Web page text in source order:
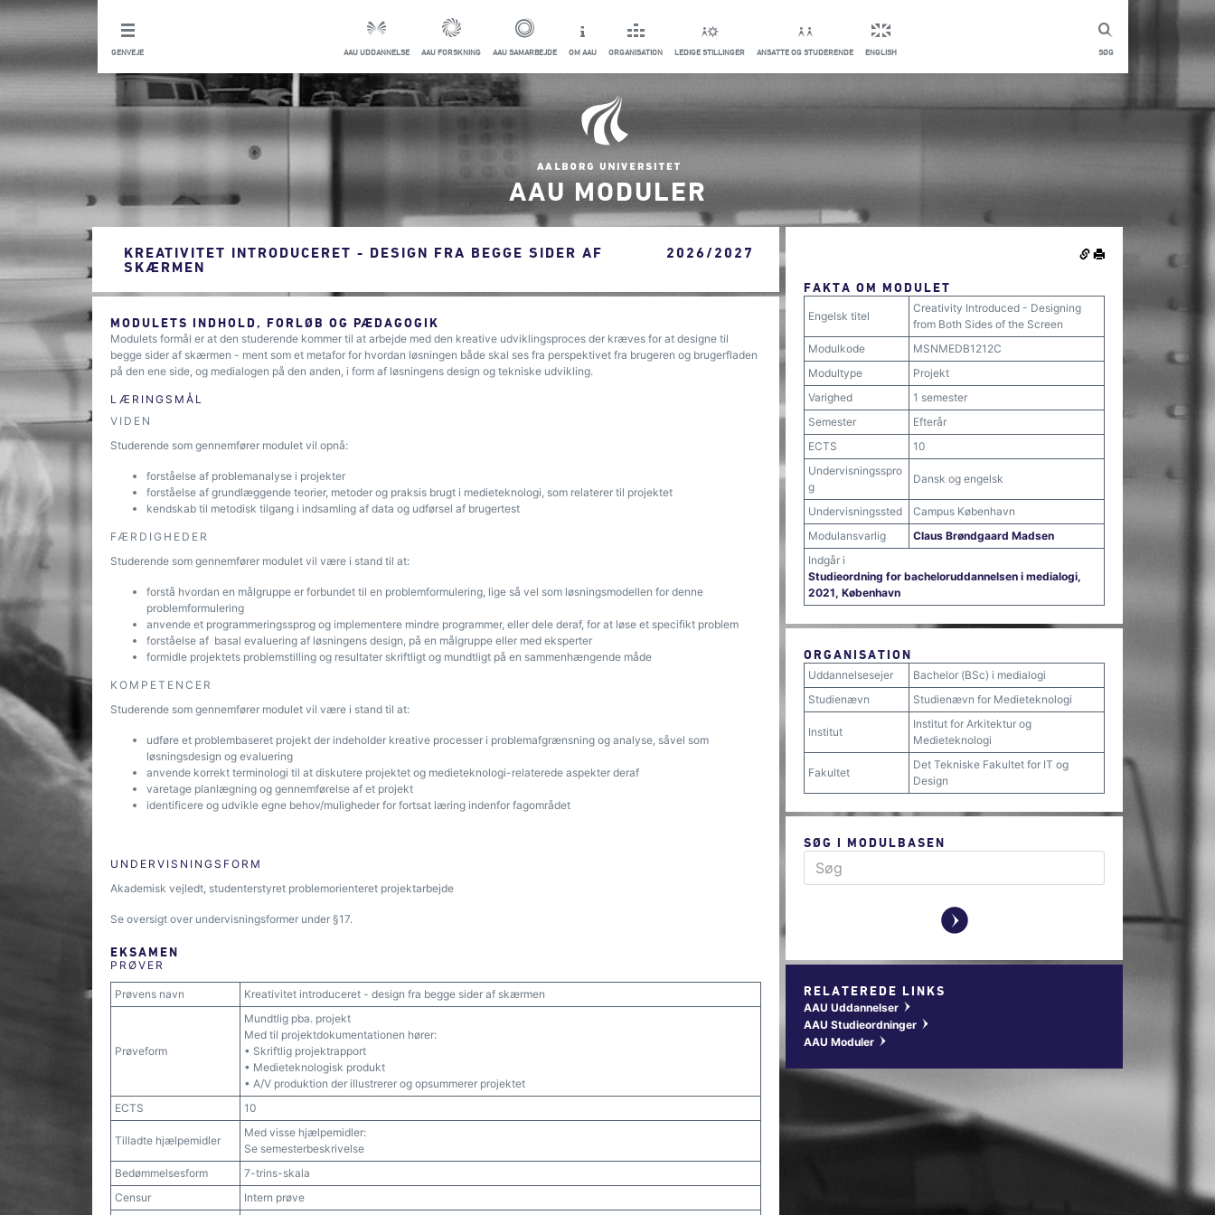
SØG
GENVEJE AAU UDDANNELSE AAU FORSKNING AAU SAMARBEJDE OM AAU ORGANISATION LEDIGE STILLINGER ANSATTE OG STUDERENDE ENGLISH
AAU MODULER
KREATIVITET INTRODUCERET - DESIGN FRA BEGGE SIDER AF
SKÆRMEN
2026/2027
MODULETS INDHOLD, FORLØB OG PÆDAGOGIK
Modulets formål er at den studerende kommer til at arbejde med den kreative udviklingsproces der kræves for at designe til
begge sider af skærmen - ment som et metafor for hvordan løsningen både skal ses fra perspektivet fra brugeren og brugerfladen
på den ene side, og medialogen på den anden, i form af løsningens design og tekniske udvikling.
LÆRINGSMÅL
VIDEN
Studerende som gennemfører modulet vil opnå:
forståelse af problemanalyse i projekter
forståelse af grundlæggende teorier, metoder og praksis brugt i medieteknologi, som relaterer til projektet
kendskab til metodisk tilgang i indsamling af data og udførsel af brugertest
FÆRDIGHEDER
Studerende som gennemfører modulet vil være i stand til at:
forstå hvordan en målgruppe er forbundet til en problemformulering, lige så vel som løsningsmodellen for denne
problemformulering
anvende et programmeringssprog og implementere mindre programmer, eller dele deraf, for at løse et specifikt problem
forståelse af basal evaluering af løsningens design, på en målgruppe eller med eksperter
formidle projektets problemstilling og resultater skriftligt og mundtligt på en sammenhængende måde
KOMPETENCER
Studerende som gennemfører modulet vil være i stand til at:
udføre et problembaseret projekt der indeholder kreative processer i problemafgrænsning og analyse, såvel som
løsningsdesign og evaluering
anvende korrekt terminologi til at diskutere projektet og medieteknologi-relaterede aspekter deraf
varetage planlægning og gennemførelse af et projekt
identificere og udvikle egne behov/muligheder for fortsat læring indenfor fagområdet
UNDERVISNINGSFORM
Akademisk vejledt, studenterstyret problemorienteret projektarbejde
Se oversigt over undervisningsformer under §17.
EKSAMEN
PRØVER
Prøvens navn Kreativitet introduceret - design fra begge sider af skærmen
Prøveform
Mundtlig pba. projekt
Med til projektdokumentationen hører:
• Skriftlig projektrapport
• Medieteknologisk produkt
• A/V produktion der illustrerer og opsummerer projektet
ECTS
10
Tilladte hjælpemidler
Med visse hjælpemidler:
Se semesterbeskrivelse
Bedømmelsesform
7-trins-skala
Censur
Intern prøve
FAKTA OM MODULET
Engelsk titel
Creativity Introduced - Designing
from Both Sides of the Screen
Modulkode
MSNMEDB1212C
Modultype
Projekt
Varighed
1 semester
Semester
Efterår
ECTS
10
Undervisningsspro
g
Dansk og engelsk
Undervisningssted
Campus København
Modulansvarlig
Claus Brøndgaard Madsen
Indgår i
Studieordning for bacheloruddannelsen i medialogi,
2021, København
ORGANISATION
Uddannelsesejer
Bachelor (BSc) i medialogi
Studienævn
Studienævn for Medieteknologi
Institut
Institut for Arkitektur og
Medieteknologi
Fakultet
Det Tekniske Fakultet for IT og
Design
SØG I MODULBASEN
y
RELATEREDE LINKS
AAU Uddannelser w
AAU Studieordninger w
AAU Moduler w